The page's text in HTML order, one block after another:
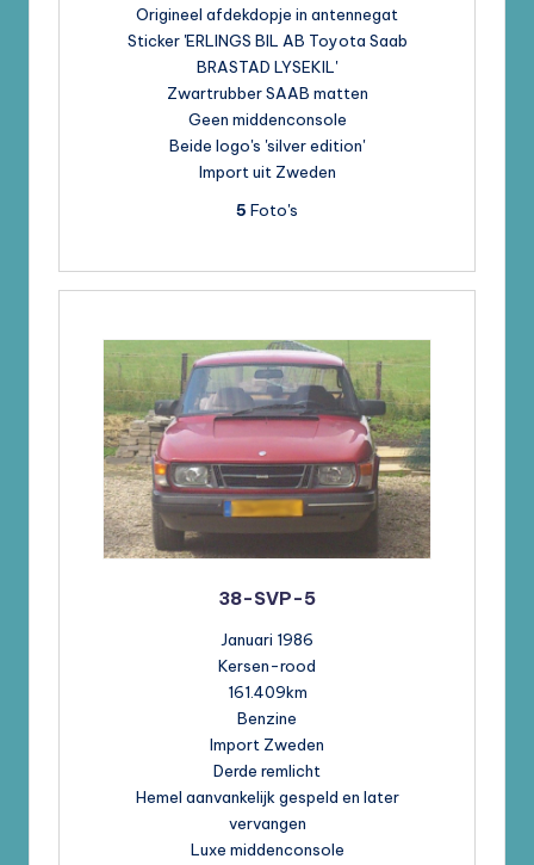
Origineel afdekdopje in antennegat
Sticker 'ERLINGS BIL AB Toyota Saab
BRASTAD LYSEKIL'
Zwartrubber SAAB matten
Geen middenconsole
Beide logo's 'silver edition'
Import uit Zweden
5 Foto's
38-SVP-5
Januari 1986
Kersen-rood
161.409km
Benzine
Import Zweden
Derde remlicht
Hemel aanvankelijk gespeld en later
vervangen
Luxe middenconsole